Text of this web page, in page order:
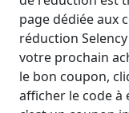
page dédiée aux
réduction
votre prochain
le bon coupon,
afficher le code à